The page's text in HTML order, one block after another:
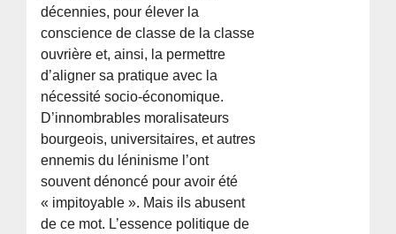
décennies, pour élever la
conscience de classe de la classe
ouvrière et, ainsi, la permettre
d’aligner sa pratique avec la
nécessité socio-économique.
D’innombrables moralisateurs
bourgeois, universitaires, et autres
ennemis du léninisme l’ont
souvent dénoncé pour avoir été
« impitoyable ». Mais ils abusent
de ce mot. L’essence politique de